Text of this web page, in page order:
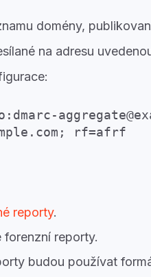
domény,
na adresu
rf=afrf
reporty.
forenzní reporty.
budou používat